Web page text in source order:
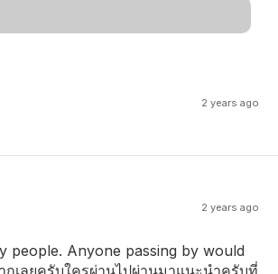
2 years ago
2 years ago
people. Anyone passing by would
กเลยครับใครผ่านไปผ่านมาแนะนำครับที่